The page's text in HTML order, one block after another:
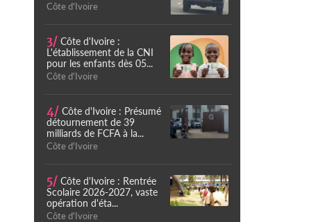
Côte d'Ivoire
3/ Côte d'Ivoire :
L'établissement de la CNI
pour les enfants dès 05...
Côte d'Ivoire
4/ Côte d'Ivoire : Présumé
détournement de 39
milliards de FCFA à la...
Côte d'Ivoire
5/ Côte d'Ivoire : Rentrée
Scolaire 2026-2027, vaste
opération d'éta...
Côte d'Ivoire